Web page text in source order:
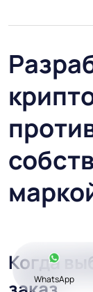
Когда
WhatsApp